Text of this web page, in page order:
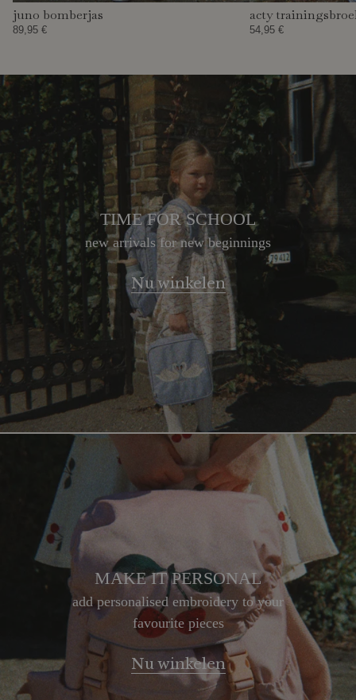
juno bomberjas
89,95 €
acty
54,95 €
TIME FOR SCHOOL
new arrivals for new beginnings
Nu winkelen
MAKE IT PERSONAL
add personalised embroidery to your
favourite pieces
Nu winkelen